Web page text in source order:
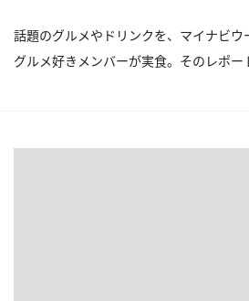
話題のグルメやドリンクを、マイナビ
グルメ好きメンバーが実食。そのレポー